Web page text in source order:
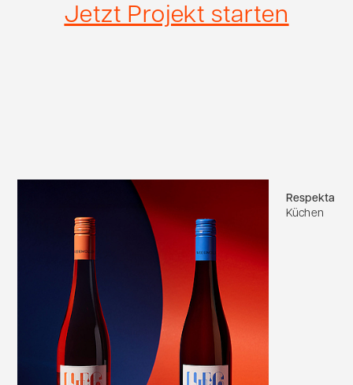
Jetzt Projekt starten
Respekta
Küchen